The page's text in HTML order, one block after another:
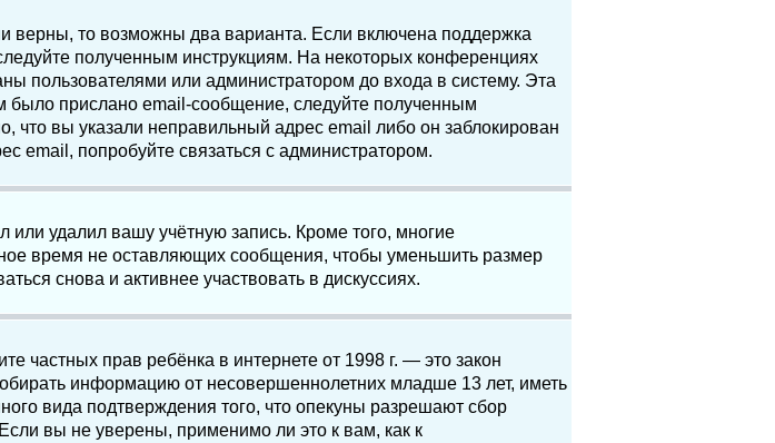
верны, то возможны два варианта. Если включена поддержка
полученным инструкциям. На некоторых конференциях
пользователями или администратором до входа в систему. Эта
было прислано email-сообщение, следуйте полученным
что вы указали неправильный адрес email либо он заблокирован
email, попробуйте связаться с администратором.
или удалил вашу учётную запись. Кроме того, многие
время не оставляющих сообщения, чтобы уменьшить размер
снова и активнее участвовать в дискуссиях.
частных прав ребёнка в интернете от 1998 г. — это закон
информацию от несовершеннолетних младше 13 лет, иметь
вида подтверждения того, что опекуны разрешают сбор
вы не уверены, применимо ли это к вам, как к